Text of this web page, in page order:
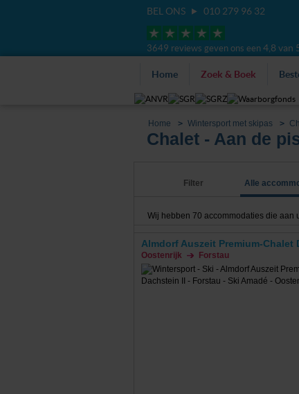
BEL ONS 010 279 96 32
3649 reviews geven ons een 4,8 van
Home Zoek & Boek
Home Wintersport met skipas
Chalet - Aan de
Filter Alle
Wij hebben 70 accommodaties die aan
Almdorf Auszeit Premium-Chalet
Oostenrijk Forstau